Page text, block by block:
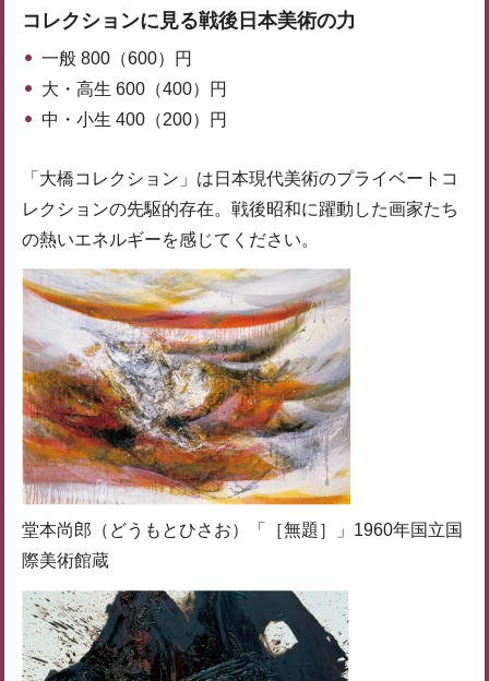
コレクションに見る戦後日本美術の力
一般 800（600）円
大・高生 600（400）円
中・小生 400（200）円
「大橋コレクション」は日本現代美術のプライベートコ
レクションの先駆的存在。戦後昭和に躍動した画家たち
の熱いエネルギーを感じてください。
堂本尚郎（どうもとひさお）「［無題］」1960年国立国
際美術館蔵